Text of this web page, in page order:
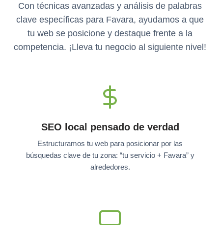
Con técnicas avanzadas y análisis de palabras
clave específicas para Favara, ayudamos a que
tu web se posicione y destaque frente a la
competencia. ¡Lleva tu negocio al siguiente nivel!
SEO local pensado de verdad
Estructuramos tu web para posicionar por las
búsquedas clave de tu zona: “tu servicio + Favara” y
alrededores.